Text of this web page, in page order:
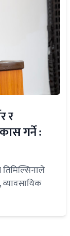
र
गर्ने :
तिमिल्सिनाले
व्यावसायिक